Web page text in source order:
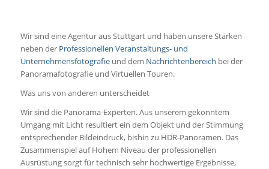
Wir sind eine Agentur aus Stuttgart und haben unsere Stärken
neben der Professionellen Veranstaltungs- und
Unternehmensfotografieund dem Nachrichtenbereich bei der
Panoramafotografie und Virtuellen Touren.
Was uns von anderen unterscheidet
Wir sind die Panorama-Experten. Aus unserem gekonntem
Umgang mit Licht resultiert ein dem Objekt und der Stimmung
entsprechender Bildeindruck, bishin zu HDR-Panoramen. Das
Zusammenspiel auf Hohem Niveau der professionellen
Ausrüstung sorgt für technisch sehr hochwertige Ergebnisse,